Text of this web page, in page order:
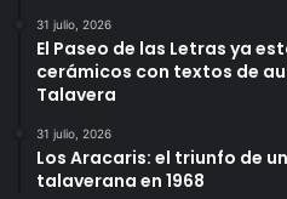
31 julio, 2026
El Paseo de las Letras ya
cerámicos con textos de
Talavera
31 julio, 2026
Los Aracaris: el triunfo de
talaverana en 1968